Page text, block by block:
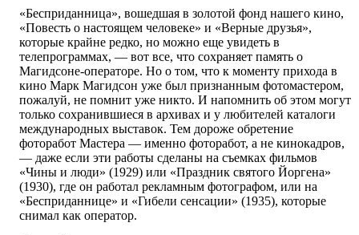
«Бесприданница», вошедшая в золотой фонд нашего кино,
«Повесть о настоящем человеке» и «Верные друзья»,
которые крайне редко, но можно еще увидеть в
телепрограммах, — вот все, что сохраняет память о
Магидсоне-операторе. Но о том, что к моменту прихода в
кино Марк Магидсон уже был признанным фотомастером,
пожалуй, не помнит уже никто. И напомнить об этом могут
только сохранившиеся в архивах и у любителей каталоги
международных выставок. Тем дороже обретение
фоторабот Мастера — именно фоторабот, а не кинокадров,
— даже если эти работы сделаны на съемках фильмов
«Чины и люди» (1929) или «Праздник святого Йоргена»
(1930), где он работал рекламным фотографом, или на
«Бесприданнице» и «Гибели сенсации» (1935), которые
снимал как оператор.